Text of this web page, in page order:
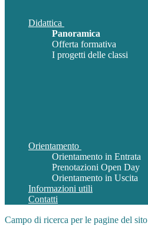
Didattica
Panoramica
Offerta formativa
I progetti delle classi
Orientamento
Orientamento in Entrata
Prenotazioni Open Day
Orientamento in Uscita
Informazioni utili
Contatti
Campo di ricerca per le pagine del sito